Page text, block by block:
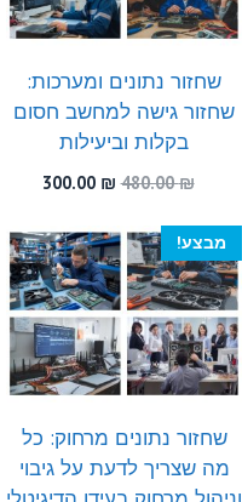
שחזור נתונים ומערכות:
שחזור גישה למחשב חסום
בקלות וביעילות
480.00₪
המחיר
היה:
480.00 ₪.
300.00 ₪
הוא:
300.00 ₪.
מבצע!
שחזור נתונים מרחוק: כל
מה שצריך לדעת על גיבוי